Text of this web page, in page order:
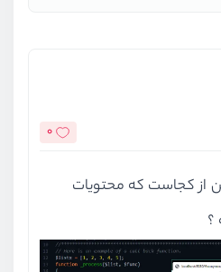
0
از کجاست که محتویات